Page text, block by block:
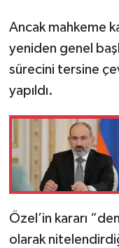
Ancak mahkeme
yeniden genel
sürecini tersine
yapıldı.
Özel’in kararı
olarak